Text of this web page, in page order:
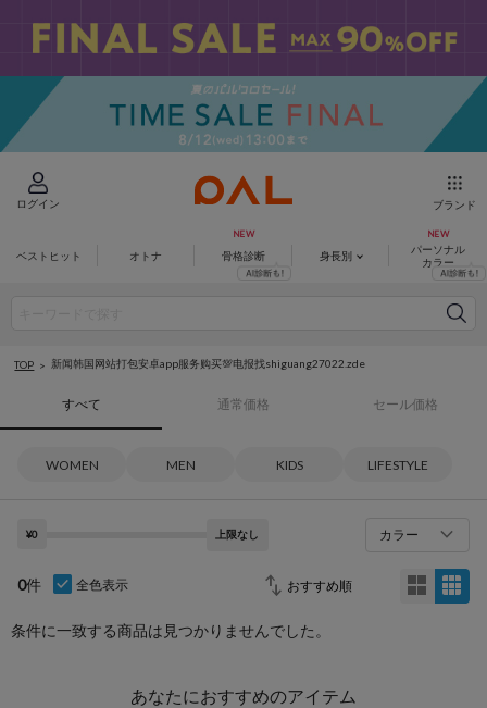
ログイン ブランド
ベストヒット オトナ 骨格診断 身長別
パーソナル
カラー
TOP 新闻韩国网站打包安卓app服务购买💯电报找shiguang27022.zde
すべて 通常価格 セール価格
WOMEN MEN KIDS LIFESTYLE
¥0 上限なし カラー
0件 全色表示
条件に一致する商品は見つかりませんでした。
あなたにおすすめのアイテム